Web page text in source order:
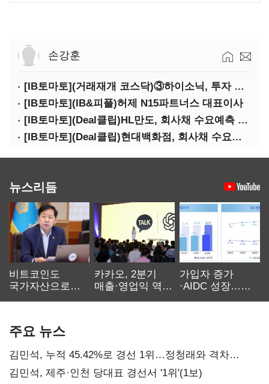
손강훈
[IB토마토](거래재개 코스닥)③하이소닉, 투자 나서지만…자금 애로 불보듯
[IB토마토](IB&피플)허제 N15파트너스 대표이사
[IB토마토](Deal클립)HL만도, 회사채 수요예측 흥행…우량채 투심 확인
[IB토마토](Deal클립)현대백화점, 회사채 수요예측에 1조7500억원 몰려
뉴스리듬
비트코인도
국가자산으로…'
카카오, 2분기
매출·영업익 역대
가입자 증가
·AIDC 성장…
주요 뉴스
김민석, 누적 45.42%로 경선 1위…정청래와 격차
0.86%p(2보)
김민석, 제주·인천 당대표 경선서 '1위'(1보)